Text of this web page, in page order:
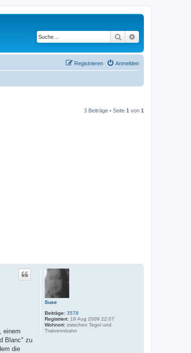
Suche
Anmelden
Registrieren
3 Beiträge • Seite 1 von 1
Suse
Beiträge: 3578
Registriert: 19 Aug 2009 22:07
Wohnort: zwischen Tegel und
Trabrennbahn
einem
Blanc" zu
die